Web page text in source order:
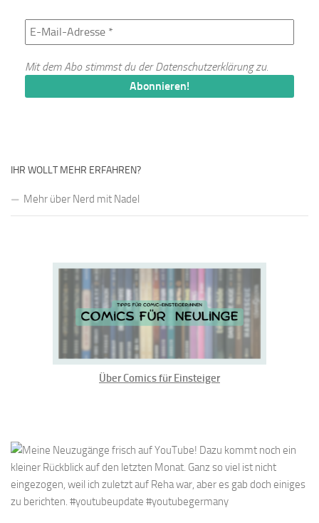
Mit dem Abo stimmst du derDatenschutzerklärungzu.
IHR WOLLT MEHR ERFAHREN?
Mehr über Nerd mit Nadel
Über Comics für Einsteiger